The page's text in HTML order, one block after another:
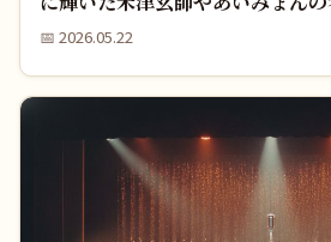
きたい！
📅 2026.05.22